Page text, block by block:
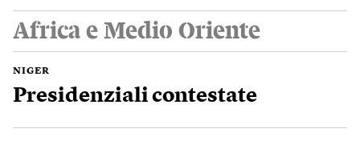
Africa e Medio Oriente
NIGER
Presidenziali contestate